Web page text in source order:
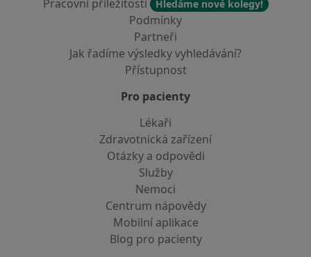
Pracovní příležitosti
Hledáme nové kolegy!
Podmínky
Partneři
Jak řadíme výsledky vyhledávání?
Přístupnost
Pro pacienty
Lékaři
Zdravotnická zařízení
Otázky a odpovědi
Služby
Nemoci
Centrum nápovědy
Mobilní aplikace
Blog pro pacienty